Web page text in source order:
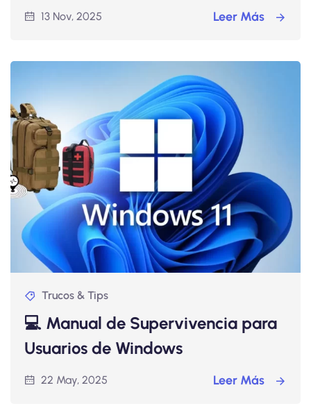
13 Nov, 2025 Leer Más
Trucos & Tips
💻 Manual de Supervivencia para
Usuarios de Windows
22 May, 2025 Leer Más